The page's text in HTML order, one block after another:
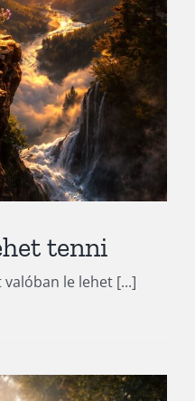
tenni
valóban le lehet [...]
érték